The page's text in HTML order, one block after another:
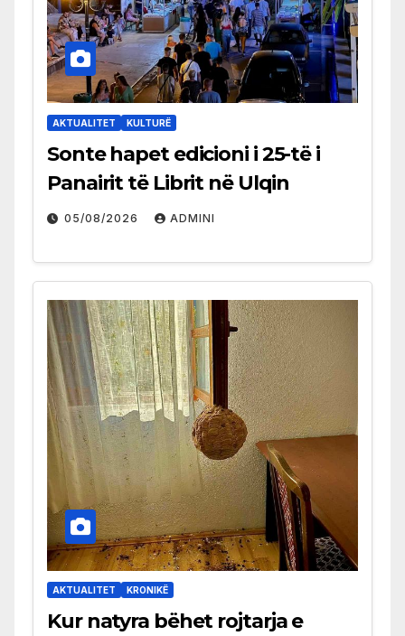
AKTUALITET KULTURË
Sonte hapet edicioni i 25-të i
Panairit të Librit në Ulqin
05/08/2026 ADMINI
AKTUALITET KRONIKË
Kur natyra bëhet rojtarja e